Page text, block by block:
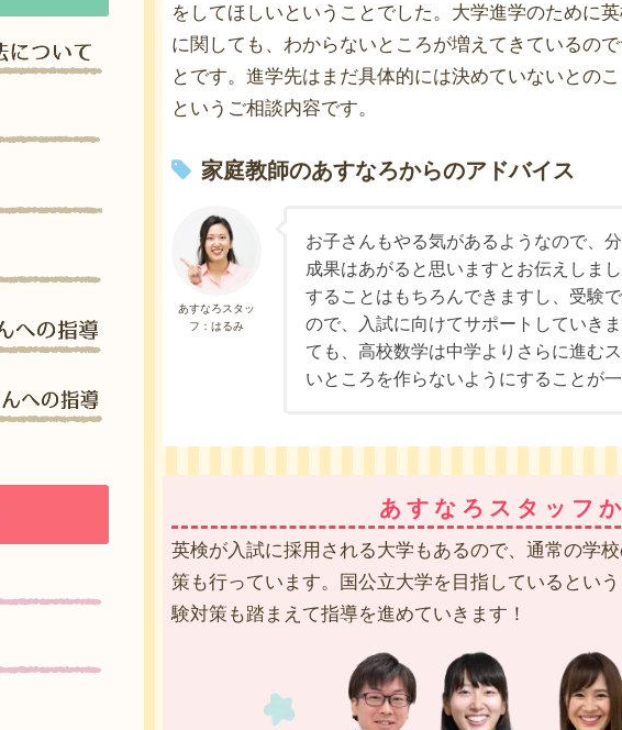
をしてほしいということでした。大学進学のために
に関しても、わからないところが増えてきているの
とです。進学先はまだ具体的には決めていないとの
というご相談内容です。
家庭教師のあすなろからのアドバイス
あすなろスタッ
フ：はるみ
お子さんもやる気があるようなので、
成果はあがると思いますとお伝えしま
することはもちろんできますし、受験
ので、入試に向けてサポートしていき
ても、高校数学は中学よりさらに進む
いところを作らないようにすることが
あすなろスタッフ
英検が入試に採用される大学もあるので、通常の学
策も行っています。国公立大学を目指しているとい
験対策も踏まえて指導を進めていきます！